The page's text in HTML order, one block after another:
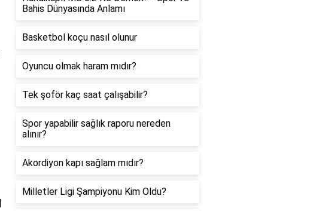
Bahis Dünyasında Anlamı
Basketbol koçu nasıl olunur
Oyuncu olmak haram mıdır?
Tek şoför kaç saat çalışabilir?
Spor yapabilir sağlık raporu nereden
alınır?
Akordiyon kapı sağlam mıdır?
Milletler Ligi Şampiyonu Kim Oldu?